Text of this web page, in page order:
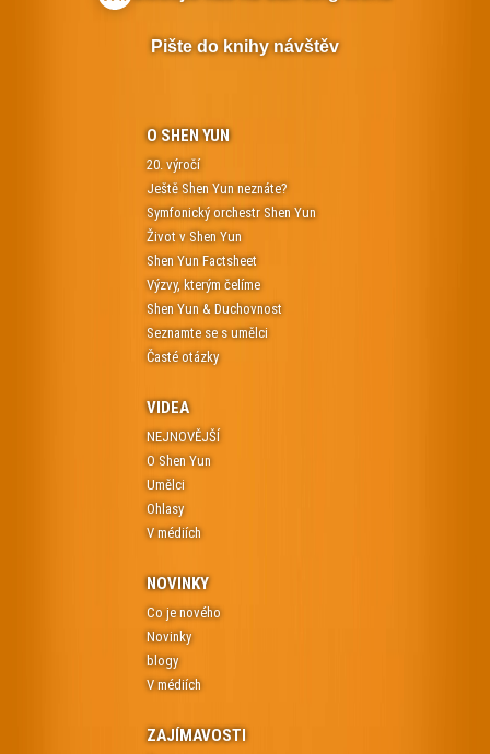
O SHEN YUN
20. výročí
Ještě Shen Yun neznáte?
Symfonický orchestr Shen Yun
Život v Shen Yun
Shen Yun Factsheet
Výzvy, kterým čelíme
Shen Yun & Duchovnost
Seznamte se s umělci
Časté otázky
VIDEA
NEJNOVĚJŠÍ
O Shen Yun
Umělci
Ohlasy
V médiích
NOVINKY
Co je nového
Novinky
blogy
V médiích
ZAJÍMAVOSTI
Pište do knihy návštěv